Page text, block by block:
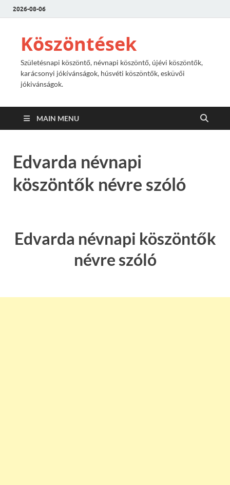
2026-08-06
Köszöntések
Születésnapi köszöntő, névnapi köszöntő, újévi köszöntők,
karácsonyi jókívánságok, húsvéti köszöntők, esküvői
jókivánságok.
MAIN MENU
Edvarda névnapi
köszöntők névre szóló
Edvarda névnapi köszöntők
névre szóló